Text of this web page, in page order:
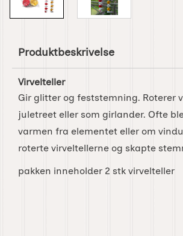
Produktbeskrivelse
Virvelteller
Gir glitter og feststemning. Roterer
juletreet eller som girlander. Ofte
varmen fra elementet eller om
roterte virveltellerne og skapte
pakken inneholder 2 stk virvelteller